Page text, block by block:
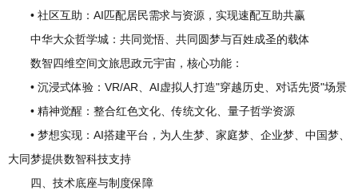
• 社区互助：AI匹配居民需求与资源，实现速配互助共赢
中华大众哲学城：共同觉悟、共同圆梦与百姓成圣的载体
数智四维空间文旅思政元宇宙，核心功能：
• 沉浸式体验：VR/AR、AI虚拟人打造"穿越历史、对话先贤"场景
• 精神觉醒：整合红色文化、传统文化、量子哲学资源
• 梦想实现：AI搭建平台，为人生梦、家庭梦、企业梦、中国梦、
大同梦提供数智科技支持
四、技术底座与制度保障